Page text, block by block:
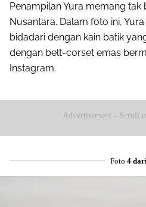
Penampilan Yura memang tak
Nusantara. Dalam foto ini,
bidadari dengan kain batik
dengan belt-corset emas
Instagram.
Advertisement - Scroll
Foto 4